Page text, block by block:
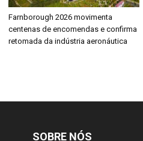
Farnborough 2026 movimenta
centenas de encomendas e confirma
retomada da indústria aeronáutica
SOBRE NÓS